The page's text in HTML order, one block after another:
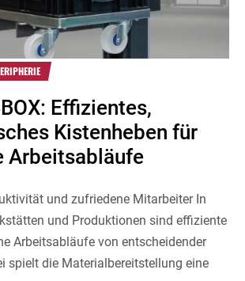
Effizientes,
Kistenheben für
Arbeitsabläufe
und zufriedene Mitarbeiter In
und Produktionen sind effiziente
Arbeitsabläufe von entscheidender
spielt die Materialbereitstellung eine